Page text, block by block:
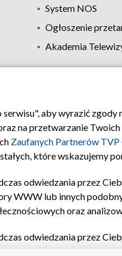
System NOS
Ogłoszenie
Akademia
Regulamin TVP
aby wyrazić
na przetwarzanie
Zaufanych Partnerów
które wskazujemy
odwiedzania przez
WWW lub innych
oraz
odwiedzania przez